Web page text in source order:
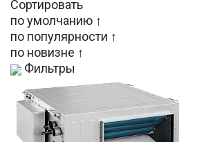
Сортировать
по умолчанию ↑
по популярности ↑
по новизне ↑
Фильтры